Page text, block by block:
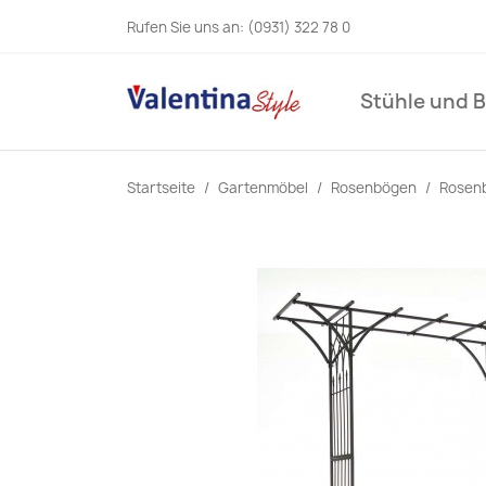
Rufen Sie uns an: (0931) 322 78 0
Stühle und
Startseite Gartenmöbel Rosenbögen